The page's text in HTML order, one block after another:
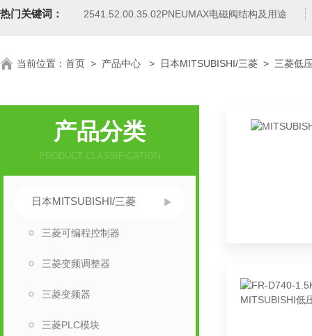
热门关键词： 2541.52.00.35.02PNEUMAX电磁阀结构及用途
当前位置： 首页 > 产品中心 > 日本MITSUBISHI/三菱 > 三菱低
产品分类
PRODUCT CLASSIFICATION
日本MITSUBISHI/三菱
三菱可编程控制器
三菱变频调整器
三菱变频器
三菱PLC模块